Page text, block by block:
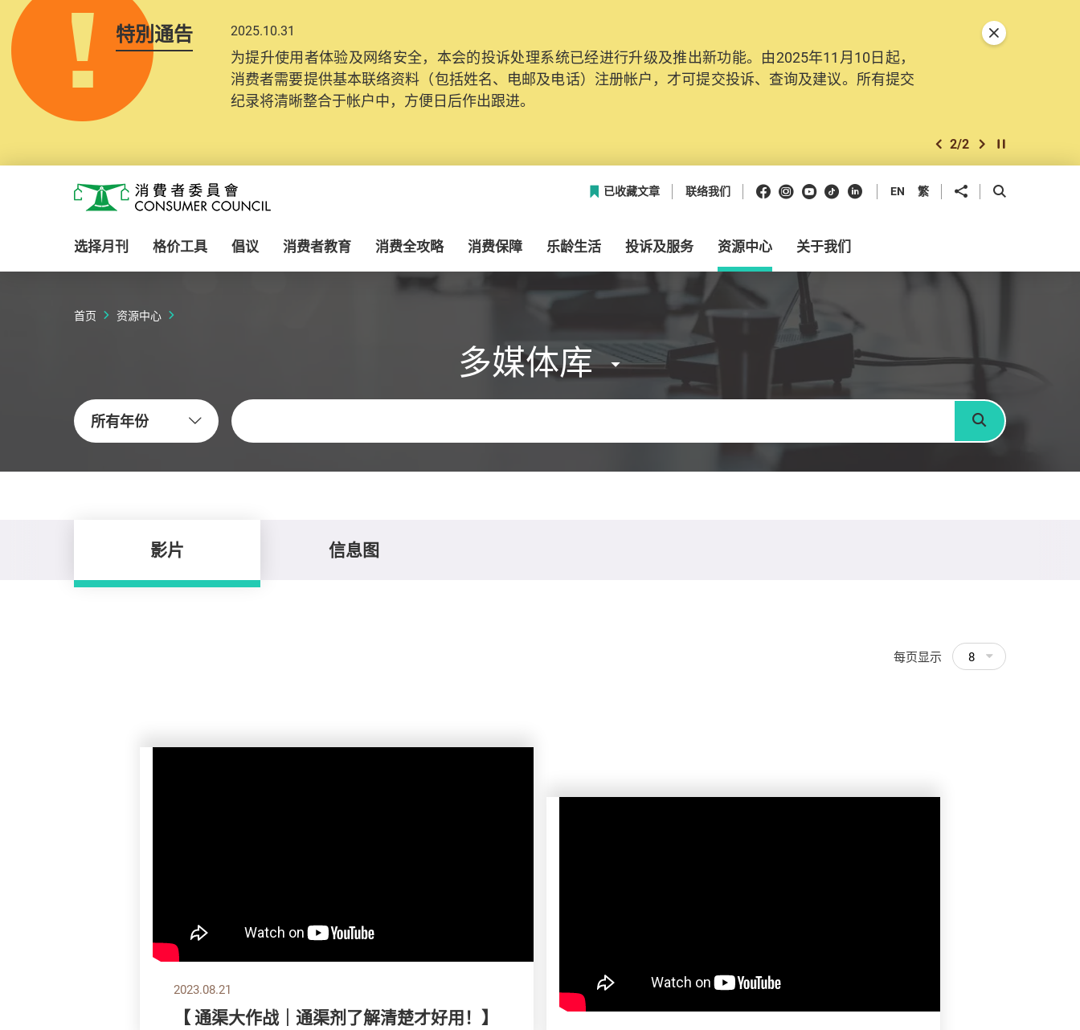
特別通告 2025.10.31
为提升使用者体验及网络安全，本会的投诉处理系统已经进行升级及推出新功能。由2025年11月10日起，
消费者需要提供基本联络资料（包括姓名、电邮及电话）注册帐户，才可提交投诉、查询及建议。所有提交
纪录将清晰整合于帐户中，方便日后作出跟进。
上一个
2/2 下一个开始/暂停幻灯
关闭特別通告
消费者委员会
已收藏文章 联络我们 Facebook
Instagram
Youtube
抖音领英 EN 繁 分享到 开启搜寻框
选择月刊 格价工具 倡议 消费者教育 消费全攻略 消费保障 乐龄生活 投诉及服务 资源中心 关于我们
首页 资源中心
多媒体库
所有年份
关键字
搜寻
影片 信息图
每页显示 8
2023.08.21
【 通渠大作战｜通渠剂了解清楚才好用！】